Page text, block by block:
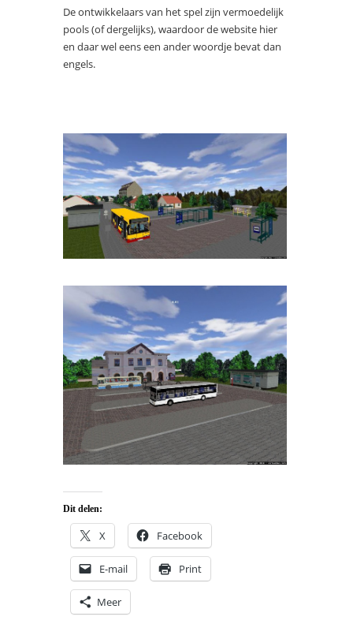
De ontwikkelaars van het spel zijn vermoedelijk
pools (of dergelijks), waardoor de website hier
en daar wel eens een ander woordje bevat dan
engels.
Dit delen:
X Facebook
E-mail Print
Meer